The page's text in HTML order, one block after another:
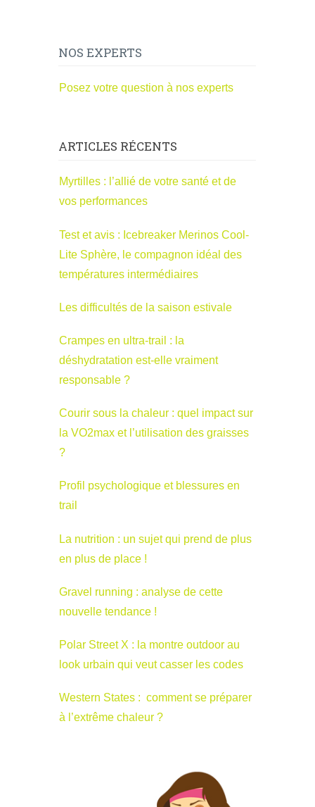
NOS EXPERTS
Posez votre question à nos experts
ARTICLES RÉCENTS
Myrtilles : l’allié de votre santé et de
vos performances
Test et avis : Icebreaker Merinos Cool-
Lite Sphère, le compagnon idéal des
températures intermédiaires
Les difficultés de la saison estivale
Crampes en ultra-trail : la
déshydratation est-elle vraiment
responsable ?
Courir sous la chaleur : quel impact sur
la VO2max et l’utilisation des graisses
?
Profil psychologique et blessures en
trail
La nutrition : un sujet qui prend de plus
en plus de place !
Gravel running : analyse de cette
nouvelle tendance !
Polar Street X : la montre outdoor au
look urbain qui veut casser les codes
Western States : comment se préparer
à l’extrême chaleur ?